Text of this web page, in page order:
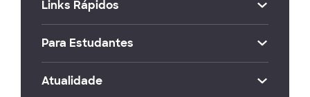
Links Rápidos
Para Estudantes
Atualidade